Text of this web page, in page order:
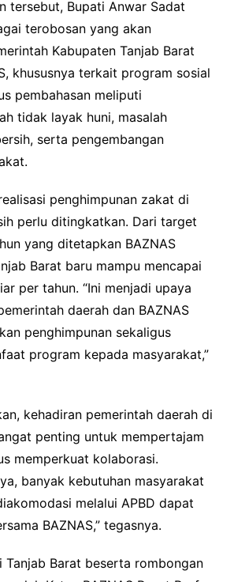
tersebut, Bupati Anwar Sadat
terobosan yang akan
Kabupaten Tanjab Barat
khususnya terkait program sosial
pembahasan meliputi
tidak layak huni, masalah
serta pengembangan
penghimpunan zakat di
perlu ditingkatkan. Dari target
yang ditetapkan BAZNAS
Barat baru mampu mencapai
per tahun. “Ini menjadi upaya
daerah dan BAZNAS
penghimpunan sekaligus
program kepada masyarakat,”
kehadiran pemerintah daerah di
penting untuk mempertajam
memperkuat kolaborasi.
banyak kebutuhan masyarakat
melalui APBD dapat
BAZNAS,” tegasnya.
Tanjab Barat beserta rombongan